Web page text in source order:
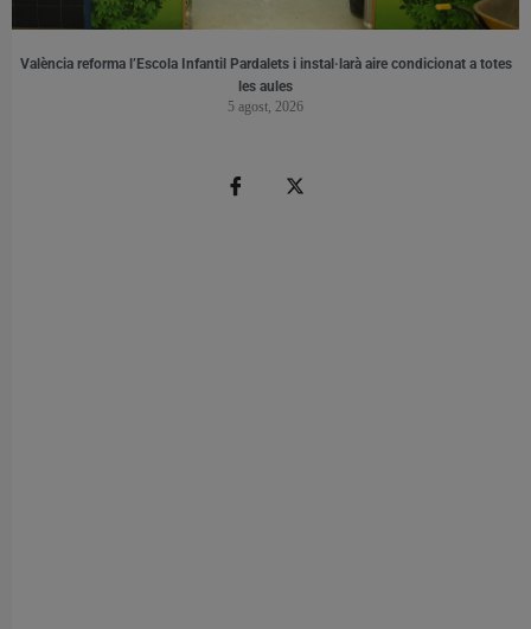
València reforma l’Escola Infantil Pardalets i instal·larà aire condicionat a totes
les aules
5 agost, 2026